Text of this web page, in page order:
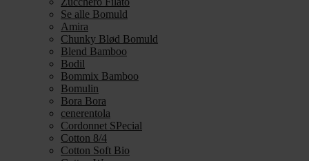
Se alle Bomuld
Amira
Chunky Blød Bomuld
Blend Bamboo
Bodil
Bommix Bamboo
Bomulin
Bora Bora
cenerentola
Cordonnet SPecial
Cotton 8/4
Cotton Soft Bio